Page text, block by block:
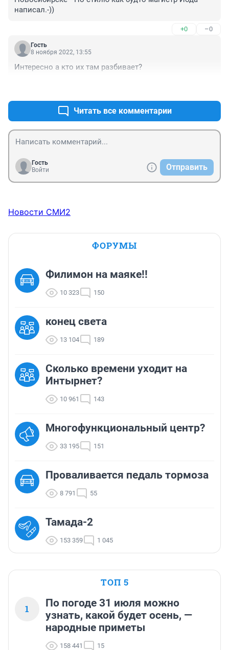
написал.-))
+0 –0
Гость
8 ноября 2022, 13:55
Интересно а кто их там разбивает?
Читать все комментарии
Гость
Войти
Отправить
Новости СМИ2
ФОРУМЫ
Филимон на маяке!!
10 323 150
конец света
13 104 189
Сколько времени уходит на
Интырнет?
10 961 143
Многофункциональный центр?
33 195 151
Проваливается педаль тормоза
8 791 55
Тамада-2
153 359 1 045
ТОП 5
1
По погоде 31 июля можно
узнать, какой будет осень, —
народные приметы
158 441 15